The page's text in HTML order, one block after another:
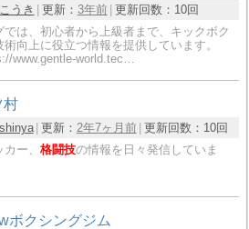
こうき 更新： 3年前 更新回数： 10回
では、初心者から上級者まで、キックボク
術向上に役立つ情報を提供しています。
www.gentle-world.tec…
村
shinya 更新： 2年7ヶ月前 更新回数： 10回
カー、格闘技の情報を日々発信していま
ボクシングジム